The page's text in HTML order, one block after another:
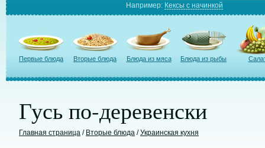
Например: Кексы с начинкой
Первые блюда Вторые блюда Блюда из мяса Блюда из рыбы
Гусь по-деревенски
Главная страница / Вторые блюда /Украинская кухня